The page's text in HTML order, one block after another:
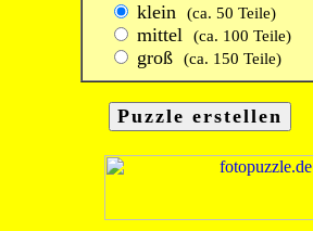
klein
(ca. 50 Teile)
mittel (ca. 100 Teile)
groß (ca. 150 Teile)